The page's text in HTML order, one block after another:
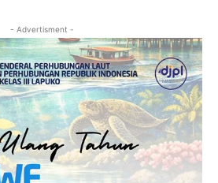
- Advertisment -